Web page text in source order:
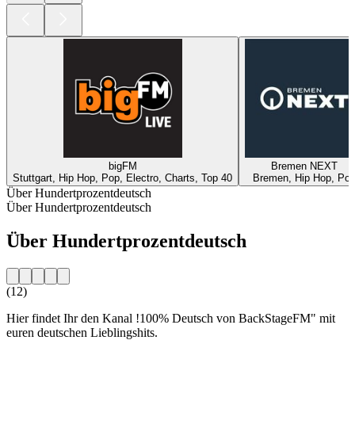
bigFM
Stuttgart, Hip Hop, Pop, Electro, Charts, Top 40
Bremen NEXT
Bremen, Hip Hop, Pop
Über Hundertprozentdeutsch
Über Hundertprozentdeutsch
Über Hundertprozentdeutsch
(12)
Hier findet Ihr den Kanal !100% Deutsch von BackStageFM" mit
euren deutschen Lieblingshits.